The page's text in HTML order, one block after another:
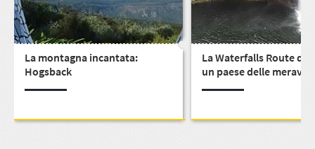
La montagna incantata:
Hogsback
La Waterfalls Route di
un paese delle
pieno di cascate